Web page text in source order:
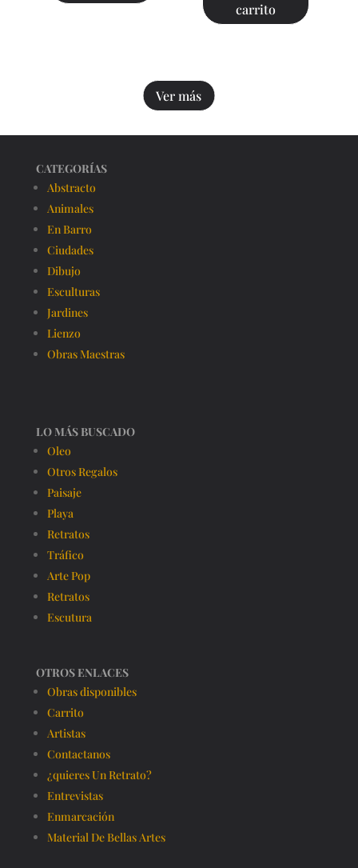
carrito
Ver más
CATEGORÍAS
Abstracto
Animales
En Barro
Ciudades
Dibujo
Esculturas
Jardines
Lienzo
Obras Maestras
LO MÁS BUSCADO
Oleo
Otros Regalos
Paisaje
Playa
Retratos
Tráfico
Arte Pop
Retratos
Escutura
OTROS ENLACES
Obras disponibles
Carrito
Artistas
Contactanos
¿quieres Un Retrato?
Entrevistas
Enmarcación
Material De Bellas Artes